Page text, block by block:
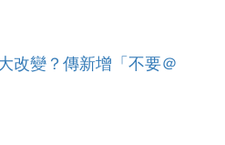
改變？傳新增「不要＠